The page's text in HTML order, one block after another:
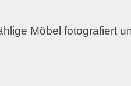
Möbel fotografiert